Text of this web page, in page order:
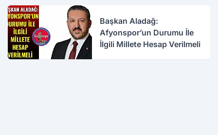
Başkan Aladağ:
Afyonspor’un Durumu İle
İlgili Millete Hesap Verilmeli